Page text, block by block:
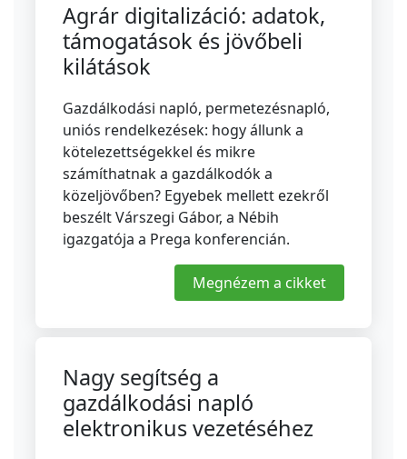
Agrár digitalizáció: adatok,
támogatások és jövőbeli
kilátások
Gazdálkodási napló, permetezésnapló,
uniós rendelkezések: hogy állunk a
kötelezettségekkel és mikre
számíthatnak a gazdálkodók a
közeljövőben? Egyebek mellett ezekről
beszélt Várszegi Gábor, a Nébih
igazgatója a Prega konferencián.
Megnézem a cikket
Nagy segítség a
gazdálkodási napló
elektronikus vezetéséhez